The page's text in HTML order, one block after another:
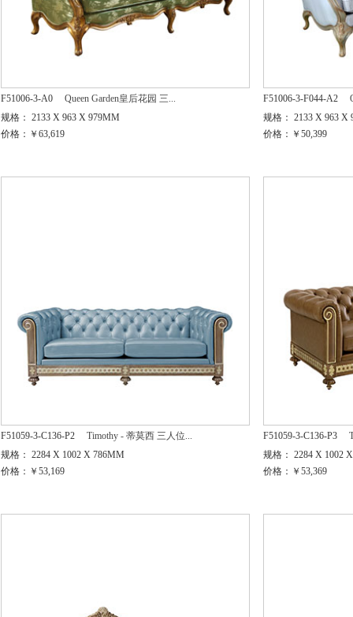
F51006-3-A0
Queen Garden皇后花园 三...
规格： 2133 X 963 X 979MM
价格：￥63,619
F51006-3-F044-A2
规格： 2133 X 963 X
价格：￥50,399
F51059-3-C136-P2
Timothy - 蒂莫西 三人位...
规格： 2284 X 1002 X 786MM
价格：￥53,169
F51059-3-C136-P3
规格： 2284 X 1002
价格：￥53,369